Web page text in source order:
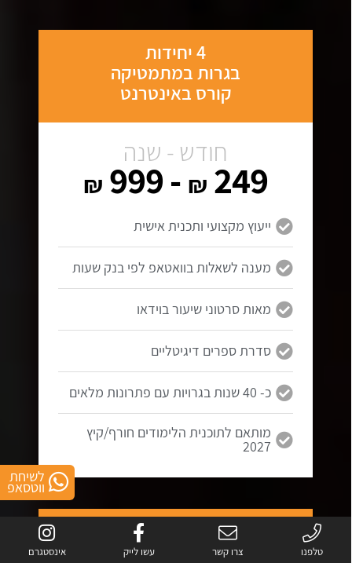
4 יחידות
בגרות במתמטיקה
קורס באינטרנט
חודש - שנה
249
₪
- 999
₪
ייעוץ מקצועי ותכנית אישית
מענה לשאלות בוואטאפ לפי בנק שעות
מאות סרטוני שיעור בוידאו
סדרת ספרים דיגיטליים
כ- 40 שנות בגרויות עם פתרונות מלאים
מותאם לתוכנית הלימודים חורף/קיץ
2027
בגרות במתמטיקה
לשיחת
ווטסאפ
טלפנו צרו קשר עשו לייק אינסטגרם